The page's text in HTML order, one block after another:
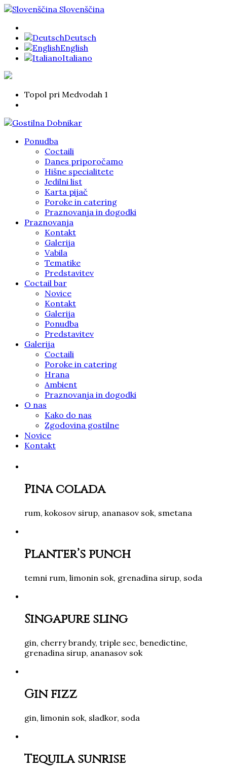
Slovenščina
Deutsch
English
Italiano
Topol pri Medvodah 1
Ponudba
Coctaili
Danes priporočamo
Hišne specialitete
Jedilni list
Karta pijač
Poroke in catering
Praznovanja in dogodki
Praznovanja
Kontakt
Galerija
Vabila
Tematike
Predstavitev
Coctail bar
Novice
Kontakt
Galerija
Ponudba
Predstavitev
Galerija
Coctaili
Poroke in catering
Hrana
Ambient
Praznovanja in dogodki
O nas
Kako do nas
Zgodovina gostilne
Novice
Kontakt
Pina colada
rum, kokosov sirup, ananasov sok, smetana
Planter’s punch
temni rum, limonin sok, grenadina sirup, soda
Singapure sling
gin, cherry brandy, triple sec, benedictine,
grenadina sirup, ananasov sok
Gin fizz
gin, limonin sok, sladkor, soda
Tequila sunrise